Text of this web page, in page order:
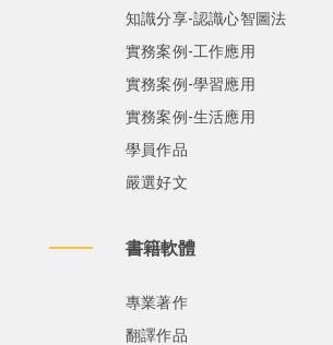
知識分享-認識心智圖法
實務案例-工作應用
實務案例-學習應用
實務案例-生活應用
學員作品
嚴選好文
書籍軟體
專業著作
翻譯作品